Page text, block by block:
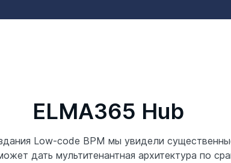
ELMA365 Hub
Low-code BPM мы увидели
дать мультитенантная архитектура по